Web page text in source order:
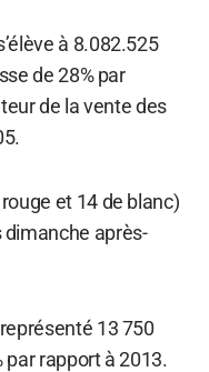
à 8.082.525
de 28% par
de la vente des
et 14 de blanc)
après-
13 750
par rapport à 2013.